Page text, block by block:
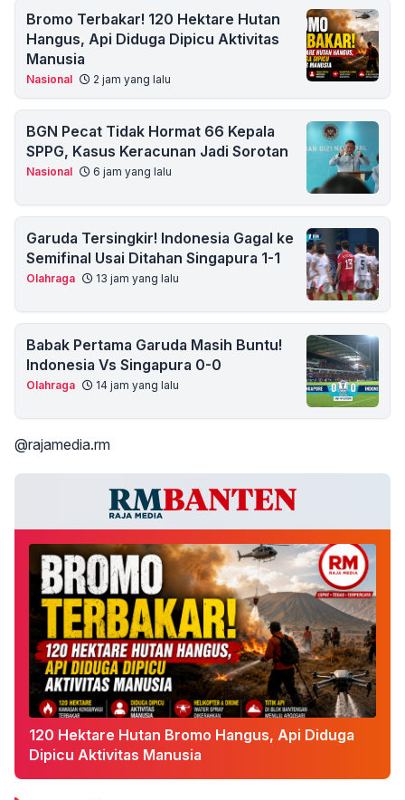
Bromo Terbakar! 120 Hektare Hutan
Hangus, Api Diduga Dipicu Aktivitas
Manusia
Nasional 2 jam yang lalu
BGN Pecat Tidak Hormat 66 Kepala
SPPG, Kasus Keracunan Jadi Sorotan
Nasional 6 jam yang lalu
Garuda Tersingkir! Indonesia Gagal ke
Semifinal Usai Ditahan Singapura 1-1
Olahraga 13 jam yang lalu
Babak Pertama Garuda Masih Buntu!
Indonesia Vs Singapura 0-0
Olahraga 14 jam yang lalu
@rajamedia.rm
120 Hektare Hutan Bromo Hangus, Api Diduga
Dipicu Aktivitas Manusia